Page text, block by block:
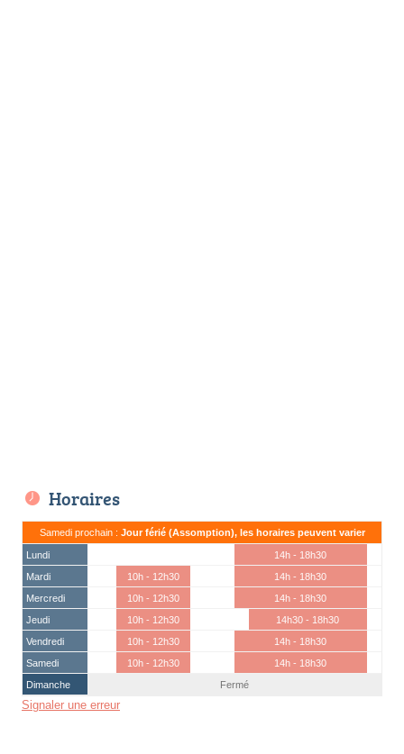
Horaires
Samedi prochain : Jour férié (Assomption), les horaires peuvent varier
Lundi
14h - 18h30
Mardi
10h - 12h30
14h - 18h30
Mercredi
10h - 12h30
14h - 18h30
Jeudi
10h - 12h30
14h30 - 18h30
Vendredi
10h - 12h30
14h - 18h30
Samedi
10h - 12h30
14h - 18h30
Dimanche
Fermé
Signaler une erreur